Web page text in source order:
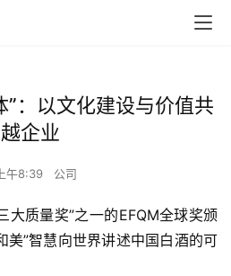
”：以文化建设与价值共
企业
午8:39 公司
大质量奖”之一的EFQM全球奖颁
美”智慧向世界讲述中国白酒的可